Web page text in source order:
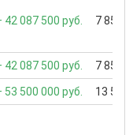
42 087 500 руб. 7 850
42 087 500 руб. 7 850
53 500 000 руб. 13 500